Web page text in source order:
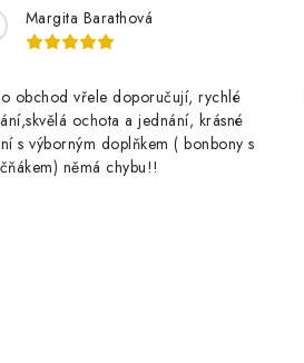
Margita Barathová
obchod vřele doporučují, rychlé
ochota a jednání, krásné
s výborným doplňkem ( bonbony s
němá chybu!!